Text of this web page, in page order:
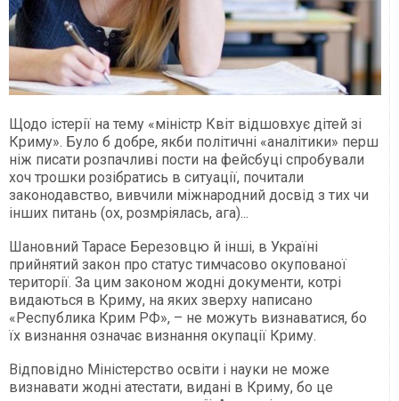
Щодо істерії на тему «міністр Квіт відшовхує дітей зі
Криму». Було б добре, якби політичні «аналітики» перш
ніж писати розпачливі пости на фейсбуці спробували
хоч трошки розібратись в ситуації, почитали
законодавство, вивчили міжнародний досвід з тих чи
інших питань (ох, розмріялась, ага)...
Шановний Тарасе Березовцю й інші, в Україні
прийнятий закон про статус тимчасово окупованої
території. За цим законом жодні документи, котрі
видаються в Криму, на яких зверху написано
«Республика Крим РФ», – не можуть визнаватися, бо
їх визнання означає визнання окупації Криму.
Відповідно Міністерство освіти і науки не може
визнавати жодні атестати, видані в Криму, бо це